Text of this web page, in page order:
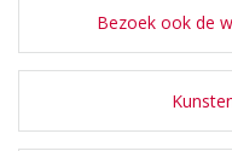
Bezoek ook de